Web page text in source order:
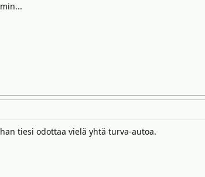
tiesi odottaa vielä yhtä turva-autoa.